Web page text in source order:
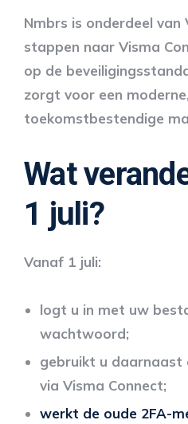
Nmbrs is onderdeel van
stappen naar Visma
op de
zorgt voor een
toekomstbestendige
Wat
1 juli?
Vanaf 1 juli:
logt u in met uw
wachtwoord;
gebruikt u daarnaast
via Visma Connect;
werkt de oude 2FA-